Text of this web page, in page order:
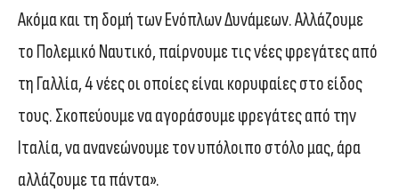
Ακόμα και τη δομή των Ενόπλων Δυνάμεων. Αλλάζουμε
το Πολεμικό Ναυτικό, παίρνουμε τις νέες φρεγάτες από
τη Γαλλία, 4 νέες οι οποίες είναι κορυφαίες στο είδος
τους. Σκοπεύουμε να αγοράσουμε φρεγάτες από την
Ιταλία, να ανανεώνουμε τον υπόλοιπο στόλο μας, άρα
αλλάζουμε τα πάντα».